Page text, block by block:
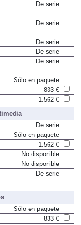
De serie
De serie
De serie
De serie
De serie
Sólo en paquete
833 €
1.562 €
De serie
Sólo en paquete
1.562 €
No disponible
No disponible
De serie
Sólo en paquete
833 €